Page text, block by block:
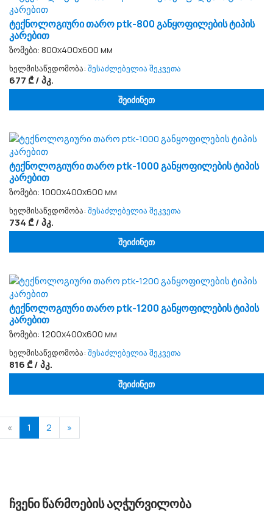
ტექნოლოგიური თარო ptk-800 განყოფილების ტიპის
კარებით
ზომები: 800x400x600 мм
ხელმისაწვდომობა: შესაძლებელია შეკვეთა
677 ₾ / პკ.
შეიძინეთ
ტექნოლოგიური თარო ptk-1000 განყოფილების ტიპის
კარებით
ზომები: 1000x400x600 мм
ხელმისაწვდომობა: შესაძლებელია შეკვეთა
734 ₾ / პკ.
შეიძინეთ
ტექნოლოგიური თარო ptk-1200 განყოფილების ტიპის
კარებით
ზომები: 1200x400x600 мм
ხელმისაწვდომობა: შესაძლებელია შეკვეთა
816 ₾ / პკ.
შეიძინეთ
« 1 2 »
ᲩᲕᲔᲜᲘ ᲬᲐᲠᲛᲝᲔᲑᲘᲡ ᲐᲦᲭᲣᲠᲕᲘᲚᲝᲑᲐ